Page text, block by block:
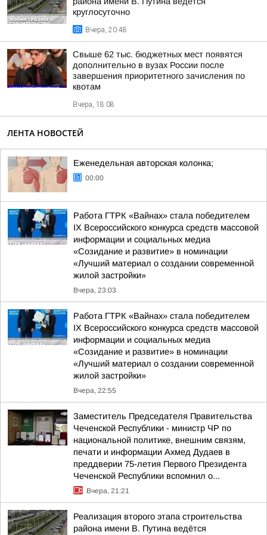
круглосуточно
Вчера, 20:48
Свыше 62 тыс. бюджетных мест появятся
дополнительно в вузах России после
завершения приоритетного зачисления по
квотам
Вчера, 18:08
ЛЕНТА НОВОСТЕЙ
Еженедельная авторская колонка;
00:00
Работа ГТРК «Вайнах» стала победителем
IX Всероссийского конкурса средств массовой
информации и социальных медиа
«Созидание и развитие» в номинации
«Лучший материал о создании современной
жилой застройки»
Вчера, 23:03
Работа ГТРК «Вайнах» стала победителем
IX Всероссийского конкурса средств массовой
информации и социальных медиа
«Созидание и развитие» в номинации
«Лучший материал о создании современной
жилой застройки»
Вчера, 22:55
Заместитель Председателя Правительства
Чеченской Республики - министр ЧР по
национальной политике, внешним связям,
печати и информации Ахмед Дудаев в
преддверии 75-летия Первого Президента
Чеченской Республики вспомнил о...
Вчера, 21:21
Реализация второго этапа строительства
района имени В. Путина ведётся